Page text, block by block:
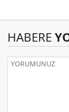
HABERE